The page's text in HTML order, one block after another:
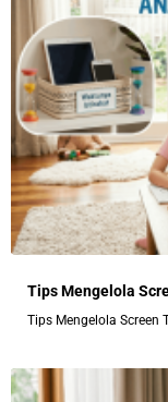
Tips Mengelola
Tips Mengelola Screen